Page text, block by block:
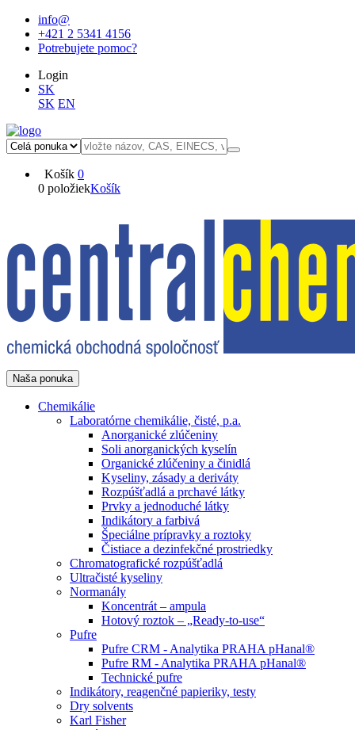
info@
+421 2 5341 4156
Potrebujete pomoc?
Login
SK
SK EN
Košík 0
0 položiekKošík
Naša ponuka
Chemikálie
Laboratórne chemikálie, čisté, p.a.
Anorganické zlúčeniny
Soli anorganických kyselín
Organické zlúčeniny a činidlá
Kyseliny, zásady a deriváty
Rozpúšťadlá a prchavé látky
Prvky a jednoduché látky
Indikátory a farbivá
Špeciálne prípravky a roztoky
Čistiace a dezinfekčné prostriedky
Chromatografické rozpúšťadlá
Ultračisté kyseliny
Normanály
Koncentrát – ampula
Hotový roztok – „Ready-to-use“
Pufre
Pufre CRM - Analytika PRAHA pHanal®
Pufre RM - Analytika PRAHA pHanal®
Technické pufre
Indikátory, reagenčné papieriky, testy
Dry solvents
Karl Fisher